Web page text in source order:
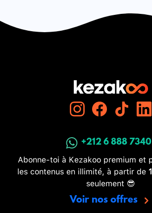
+212 6 888
Abonne-toi à Kezakoo premium et
les contenus en illimité, à partir de
seulement 😎
Voir nos offres